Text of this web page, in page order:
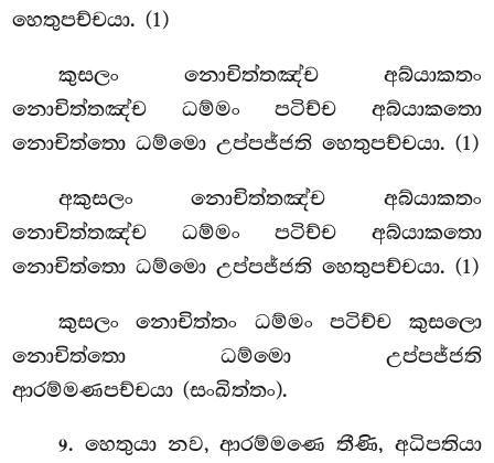
හෙතුපච්චයා. (1)
කුසලං නොචිත්තඤ්ච අබ්යාකතං
නොචිත්තඤ්ච ධම්මං පටිච්ච අබ්යාකතො
නොචිත්තො ධම්මො උප්පජ්ජති හෙතුපච්චයා. (1)
අකුසලං නොචිත්තඤ්ච අබ්යාකතං
නොචිත්තඤ්ච ධම්මං පටිච්ච අබ්යාකතො
නොචිත්තො ධම්මො උප්පජ්ජති හෙතුපච්චයා. (1)
කුසලං නොචිත්තං ධම්මං පටිච්ච කුසලො
නොචිත්තො ධම්මො උප්පජ්ජති
ආරම්මණපච්චයා (සංඛිත්තං).
9. හෙතුයා නව, ආරම්මණෙ තීණි, අධිපතියා